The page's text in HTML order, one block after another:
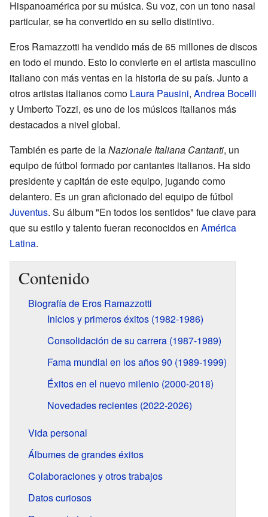
Hispanoamérica por su música. Su voz, con un tono nasal
particular, se ha convertido en su sello distintivo.
Eros Ramazzotti ha vendido más de 65 millones de discos
en todo el mundo. Esto lo convierte en el artista masculino
italiano con más ventas en la historia de su país. Junto a
otros artistas italianos como Laura Pausini, Andrea Bocelli
y Umberto Tozzi, es uno de los músicos italianos más
destacados a nivel global.
También es parte de laNazionale Italiana Cantanti, un
equipo de fútbol formado por cantantes italianos. Ha sido
presidente y capitán de este equipo, jugando como
delantero. Es un gran aficionado del equipo de fútbol
Juventus. Su álbum "En todos los sentidos" fue clave para
que su estilo y talento fueran reconocidos en América
Latina.
Contenido
Biografía de Eros Ramazzotti
Inicios y primeros éxitos (1982-1986)
Consolidación de su carrera (1987-1989)
Fama mundial en los años 90 (1989-1999)
Éxitos en el nuevo milenio (2000-2018)
Novedades recientes (2022-2026)
Vida personal
Álbumes de grandes éxitos
Colaboraciones y otros trabajos
Datos curiosos